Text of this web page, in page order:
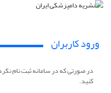
ورود کاربران
در صورتی که در سامانه ثبت نام
کنید.